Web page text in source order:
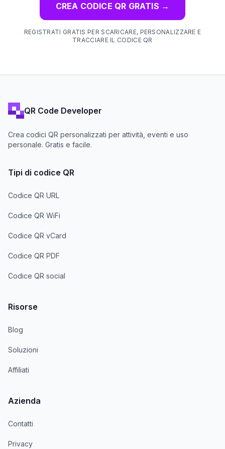
CREA CODICE QR GRATIS →
REGISTRATI GRATIS PER SCARICARE, PERSONALIZZARE E
TRACCIARE IL CODICE QR
QR Code Developer
Crea codici QR personalizzati per attività, eventi e uso
personale. Gratis e facile.
Tipi di codice QR
Codice QR URL
Codice QR WiFi
Codice QR vCard
Codice QR PDF
Codice QR social
Risorse
Blog
Soluzioni
Affiliati
Azienda
Contatti
Privacy